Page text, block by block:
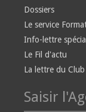
Dossiers
Le service
Info-lettre
Le Fil d'actu
La lettre du Club
Saisir